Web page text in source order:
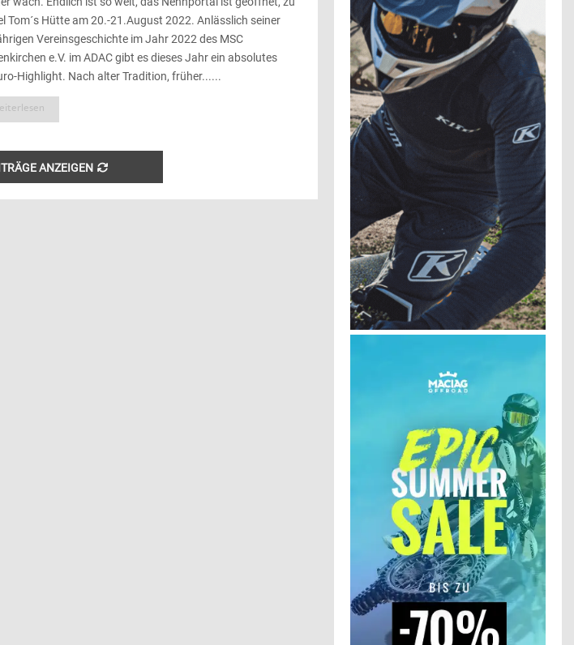
Tom´s Hütte am 20.-21.August 2022. Anlässlich seiner
Vereinsgeschichte im Jahr 2022 des MSC
e.V. im ADAC gibt es dieses Jahr ein absolutes
Highlight. Nach alter Tradition, früher......
ANZEIGEN